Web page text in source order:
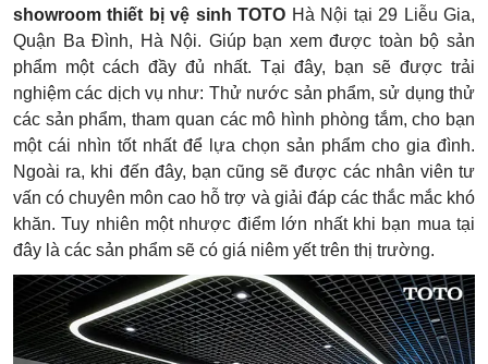
showroom thiết bị vệ sinh TOTO Hà Nội tại 29 Liễu Gia,
Quận Ba Đình, Hà Nội. Giúp bạn xem được toàn bộ sản
phẩm một cách đầy đủ nhất. Tại đây, bạn sẽ được trải
nghiệm các dịch vụ như: Thử nước sản phẩm, sử dụng thử
các sản phẩm, tham quan các mô hình phòng tắm, cho bạn
một cái nhìn tốt nhất để lựa chọn sản phẩm cho gia đình.
Ngoài ra, khi đến đây, bạn cũng sẽ được các nhân viên tư
vấn có chuyên môn cao hỗ trợ và giải đáp các thắc mắc khó
khăn. Tuy nhiên một nhược điểm lớn nhất khi bạn mua tại
đây là các sản phẩm sẽ có giá niêm yết trên thị trường.